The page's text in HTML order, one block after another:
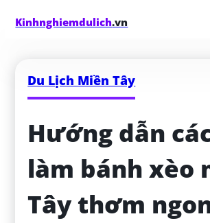
Kinhnghiemdulich.vn
Du Lịch Miền Tây
Hướng dẫn
làm bánh xèo
Tây thơm